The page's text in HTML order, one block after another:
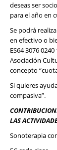
deseas ser
para el año en
Se podrá
en efectivo o
ES64 3076
Asociación
concepto
Si quieres
compasiva”.
LAS
Sonoterapia